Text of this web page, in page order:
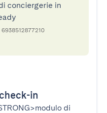
conciergerie in
in
di